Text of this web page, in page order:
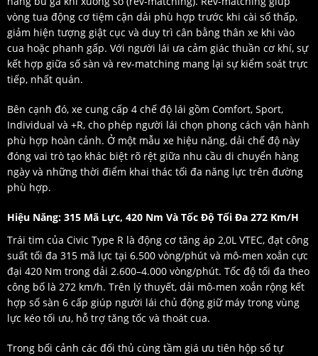
vòng tua động cơ tiệm cận dải phù hợp trước khi cài số thấp,
giảm hiện tượng giật cục và duy trì cân bằng thân xe khi vào
cua hoặc phanh gấp. Với người lái ưa cảm giác thuần cơ khí, sự
kết hợp giữa số sàn và rev-matching mang lại sự kiểm soát trực
tiếp, nhất quán.
Bên cạnh đó, xe cung cấp 4 chế độ lái gồm Comfort, Sport,
Individual và +R, cho phép người lái chọn phong cách vận hành
phù hợp hoàn cảnh. Ở một mẫu xe hiệu năng, dải chế độ này
đóng vai trò tạo khác biệt rõ rệt giữa nhu cầu di chuyển hàng
ngày và những thời điểm khai thác tối đa năng lực trên đường
phù hợp.
Hiệu Năng: 315 Mã Lực, 420 Nm Và Tốc Độ Tối Đa 272 Km/h
Trái tim của Civic Type R là động cơ tăng áp 2,0L VTEC, đạt công
suất tối đa 315 mã lực tại 6.500 vòng/phút và mô-men xoắn cực
đại 420 Nm trong dải 2.600–4.000 vòng/phút. Tốc độ tối đa theo
công bố là 272 km/h. Trên lý thuyết, dải mô-men xoắn rộng kết
hợp số sàn 6 cấp giúp người lái chủ động giữ máy trong vùng
lực kéo tối ưu, hỗ trợ tăng tốc và thoát cua.
Trong bối cảnh các đối thủ cùng tầm giá ưu tiên hộp số tự